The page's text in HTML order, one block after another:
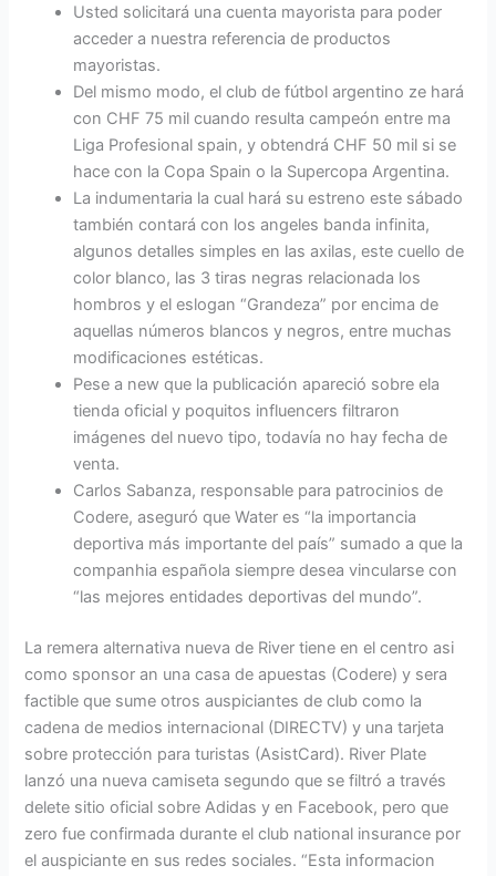
Usted solicitará una cuenta mayorista para poder
acceder a nuestra referencia de productos
mayoristas.
Del mismo modo, el club de fútbol argentino ze hará
con CHF 75 mil cuando resulta campeón entre ma
Liga Profesional spain, y obtendrá CHF 50 mil si se
hace con la Copa Spain o la Supercopa Argentina.
La indumentaria la cual hará su estreno este sábado
también contará con los angeles banda infinita,
algunos detalles simples en las axilas, este cuello de
color blanco, las 3 tiras negras relacionada los
hombros y el eslogan “Grandeza” por encima de
aquellas números blancos y negros, entre muchas
modificaciones estéticas.
Pese a new que la publicación apareció sobre ela
tienda oficial y poquitos influencers filtraron
imágenes del nuevo tipo, todavía no hay fecha de
venta.
Carlos Sabanza, responsable para patrocinios de
Codere, aseguró que Water es “la importancia
deportiva más importante del país” sumado a que la
companhia española siempre desea vincularse con
“las mejores entidades deportivas del mundo”.
La remera alternativa nueva de River tiene en el centro asi
como sponsor an una casa de apuestas (Codere) y sera
factible que sume otros auspiciantes de club como la
cadena de medios internacional (DIRECTV) y una tarjeta
sobre protección para turistas (AsistCard). River Plate
lanzó una nueva camiseta segundo que se filtró a través
delete sitio oficial sobre Adidas y en Facebook, pero que
zero fue confirmada durante el club national insurance por
el auspiciante en sus redes sociales. “Esta informacion